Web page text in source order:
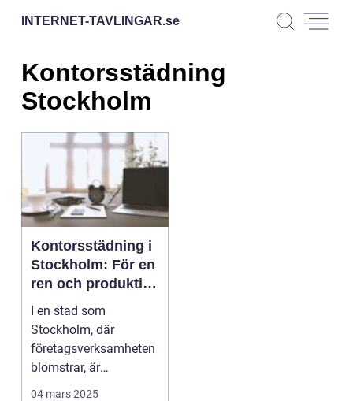
INTERNET-TAVLINGAR.se
Kontorsstädning
Stockholm
Kontorsstädning i
Stockholm: För en
ren och produktiv
arbetsmiljö
I en stad som
Stockholm, där
företagsverksamheten
blomstrar, är
kontorsstädning ...
04 mars 2025